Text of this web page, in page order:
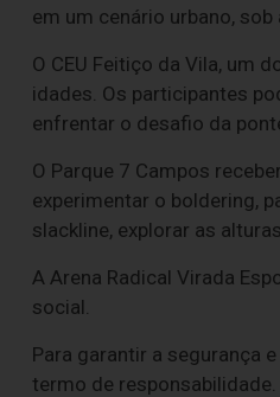
em um cenário urbano,
O CEU Feitiço da Vila, um
idades. Os participantes
enfrentar o desafio da
O Parque 7 Campos
experimentar o boldering,
slackline, explorar as
A Arena Radical Virada
social.
Para garantir a segurança
termo de